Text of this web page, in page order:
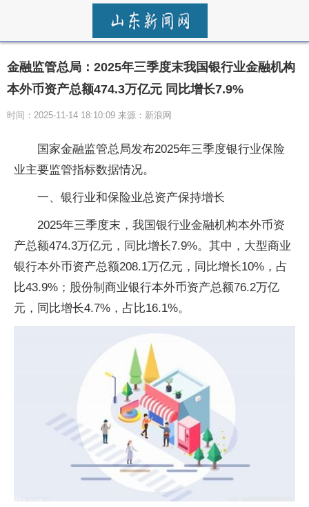
金融监管总局：2025年三季度末我国银行业金融机构
本外币资产总额474.3万亿元 同比增长7.9%
时间：2025-11-14 18:10:09 来源：新浪网
国家金融监管总局发布2025年三季度银行业保险
业主要监管指标数据情况。
一、银行业和保险业总资产保持增长
2025年三季度末，我国银行业金融机构本外币资
产总额474.3万亿元，同比增长7.9%。其中，大型商业
银行本外币资产总额208.1万亿元，同比增长10%，占
比43.9%；股份制商业银行本外币资产总额76.2万亿
元，同比增长4.7%，占比16.1%。